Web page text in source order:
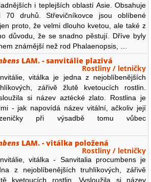
i teplejších oblastí Asie. Obsahuje
70 druhů. Střevičníkovce jsou oblíbené
proto, že velmi dlouho kvetou, ale také z
důvodu, že se snadno pěstují. Dříve byly
známější než rod Phalaenopsis, …
LAM. - sanvitálie plazivá
Rostliny / letničky
vitálka je jedna z nejoblíbenějších
zářivě žlutě kvetoucích rostlin.
si název aztécké zlato. Rostlina je
- jak napovídá název vitální, ačkoliv její
při výsadbě tomu vůbec
LAM. - vitálka položená
Rostliny / letničky
vitálka - Sanvitalia procumbens je
z nejoblíbenějších truhlíkových, zářivě
kvetoucích rostlin. Vysloužila si název